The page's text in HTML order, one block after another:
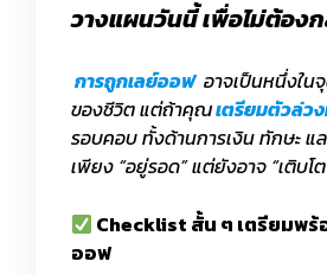
วางแผนวันนี้ เพื่อไม่ต้อง
การถูกเลย์ออฟ อาจเป็นหนึ่งใ
ของชีวิต แต่ถ้าคุณเตรียมตัวล่ว
รอบคอบ ทั้งด้านการเงิน ทักษะ แ
เพียง “อยู่รอด” แต่ยังอาจ “เติบโ
Checklist สั้น ๆ เตรียมพ
ออฟ